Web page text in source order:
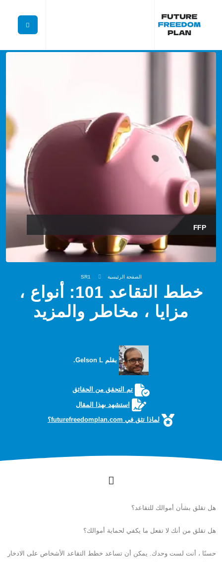
FFP
الصفحة الرئيسية SR1
خطط التقاعد 101: أنواع ،
مزايا ، مخاطر والمزيد
بقلم Gelson L.
تم التحقق من الحقائق
استشهد بهذا المقال
لماذا تثق في futurefreedomplan.com؟
هل تقلق بشأن أموالك للتقاعد؟
هل تقلق من أنك لا تفعل ما يكفي لحماية أموالك؟
حسنًا ، أنت لست وحدك. يمكن أن تساعد خطط التقاعد الأشخاص على الادخار